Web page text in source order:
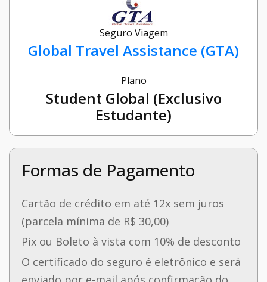
Seguro Viagem
Global Travel Assistance (GTA)
Plano
Student Global (Exclusivo
Estudante)
Formas de Pagamento
Cartão de crédito em até 12x sem juros
(parcela mínima de R$ 30,00)
Pix ou Boleto à vista com 10% de desconto
O certificado do seguro é eletrônico e será